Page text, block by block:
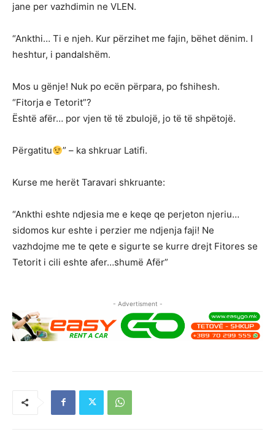
jane per vazhdimin ne VLEN.
“Ankthi… Ti e njeh. Kur përzihet me fajin, bëhet dënim. I
heshtur, i pandalshëm.
Mos u gënje! Nuk po ecën përpara, po fshihesh.
“Fitorja e Tetorit”?
Është afër… por vjen të të zbulojë, jo të të shpëtojë.
Përgatitu ” – ka shkruar Latifi.
Kurse me herët Taravari shkruante:
“Ankthi eshte ndjesia me e keqe qe perjeton njeriu…
sidomos kur eshte i perzier me ndjenja faji! Ne
vazhdojme me te qete e sigurte se kurre drejt Fitores se
Tetorit i cili eshte afer…shumë Afër”
- Advertisment -